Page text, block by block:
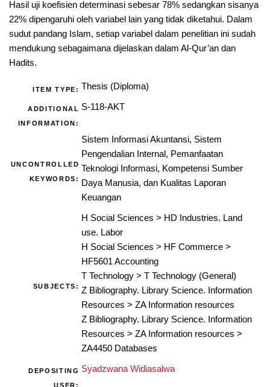
Hasil uji koefisien determinasi sebesar 78% sedangkan sisanya
22% dipengaruhi oleh variabel lain yang tidak diketahui. Dalam
sudut pandang Islam, setiap variabel dalam penelitian ini sudah
mendukung sebagaimana dijelaskan dalam Al-Qur’an dan
Hadits.
ITEM TYPE: Thesis (Diploma)
ADDITIONAL
INFORMATION:
S-118-AKT
UNCONTROLLED
KEYWORDS:
Sistem Informasi Akuntansi, Sistem
Pengendalian Internal, Pemanfaatan
Teknologi Informasi, Kompetensi Sumber
Daya Manusia, dan Kualitas Laporan
Keuangan
SUBJECTS:
H Social Sciences > HD Industries. Land
use. Labor
H Social Sciences > HF Commerce>
HF5601 Accounting
T Technology> T Technology (General)
Z Bibliography. Library Science. Information
Resources > ZA Information resources
Z Bibliography. Library Science. Information
Resources > ZA Information resources >
ZA4450 Databases
DEPOSITING
USER:
Syadzwana Widiasalwa